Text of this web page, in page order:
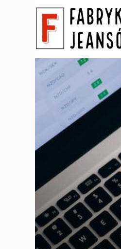
Przejdź